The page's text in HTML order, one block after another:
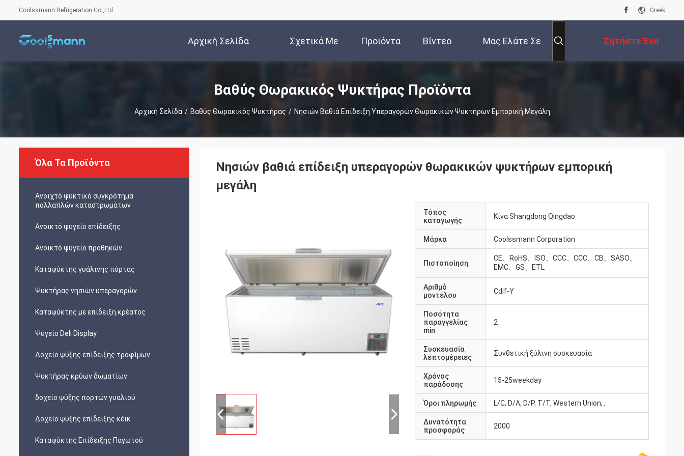
Coolssmann Refrigeration Co.,Ltd. Greek
Αρχική Σελίδα Σχετικά Με
Εμάς
Προϊόντα Βίντεο Μας Ελάτε Σε Ζητήστε Ένα
Απόσπασμα
Βαθύς Θωρακικός Ψυκτήρας Προϊόντα
Αρχική Σελίδα / Βαθύς Θωρακικός Ψυκτήρας / Νησιών Βαθιά Επίδειξη Υπεραγορών Θωρακικών Ψυκτήρων Εμπορική Μεγάλη
Όλα Τα Προϊόντα
Ανοιχτό ψυκτικό συγκρότημα
πολλαπλών καταστρωμάτων
Ανοικτό ψυγείο επίδειξης
Ανοικτό ψυγείο προθηκών
Καταψύκτης γυάλινης πόρτας
Ψυκτήρας νησιών υπεραγορών
Καταψύκτης με επίδειξη κρέατος
Ψυγείο Deli Display
Δοχείο ψύξης επίδειξης τροφίμων
Ψυκτήρας κρύων δωματίων
δοχείο ψύξης πορτών γυαλιού
Δοχείο ψύξης επίδειξης κέικ
Καταψύκτης Επίδειξης Παγωτού
Νησιών βαθιά επίδειξη υπεραγορών θωρακικών ψυκτήρων εμπορική
μεγάλη
Τόπος
καταγωγής
Κίνα Shangdong Qingdao
Μάρκα Coolssmann Corporation
Πιστοποίηση
CE、RoHS、ISO、CCC、CCC、CB、SASO、
EMC、GS、ETL
Αριθμό
μοντέλου
Cdif-Υ
Ποσότητα
παραγγελίας
min
2
Συσκευασία
λεπτομέρειες
Συνθετική ξύλινη συσκευασία
Χρόνος
παράδοσης
15-25weekday
Όροι πληρωμής L/C, D/A, D/P, T/T, Western Union, ,
Δυνατότητα
προσφοράς
2000